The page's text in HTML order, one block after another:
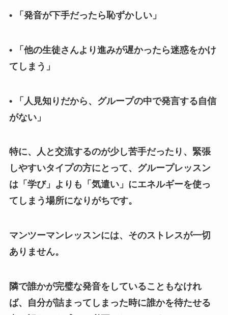
• 「発音が下手だったら恥ずかしい」
• 「他の生徒さんより進みが遅かったら迷惑をかけ
てしまう」
• 「人見知りだから、グループの中で発言する自信
がない」
特に、人と交流するのが少し苦手だったり、緊張
しやすいタイプの方にとって、グループレッスン
は「学び」よりも「気遣い」にエネルギーを使っ
てしまう場所になりがちです。
マンツーマンレッスンには、そのストレスが一切
ありません。
隣で誰かが完璧な発音をしていることもなけれ
ば、自分が詰まってしまった時に誰かを待たせる